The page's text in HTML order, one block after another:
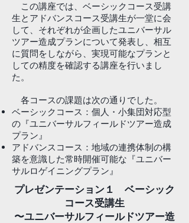
この講座では、ベーシックコース受講
生とアドバンスコース受講生が一堂に会
して、それぞれが企画したユニバーサル
ツアー造成プランについて発表し、相互
に質問をしながら、実現可能なプランと
しての精度を確認する講座を行いまし
た。
各コースの課題は次の通りでした。
ベーシックコース：個人・小集団対応型
の『ユニバーサルフィールドツアー造成
プラン』
アドバンスコース：地域の連携体制の構
築を意識した常時開催可能な『ユニバー
サルロゲイニングプラン』
プレゼンテーション１ ベーシック
コース受講生
〜ユニバーサルフィールドツアー造